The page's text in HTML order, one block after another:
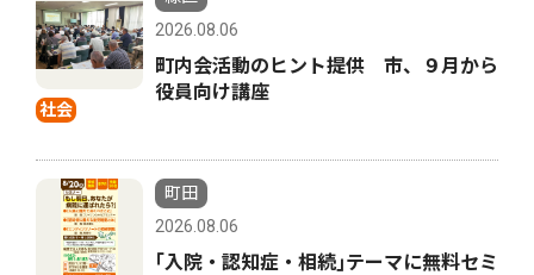
社会
2026.08.06
町内会活動のヒント提供 市、９月から
役員向け講座
町田
2026.08.06
｢入院・認知症・相続｣テーマに無料セミ